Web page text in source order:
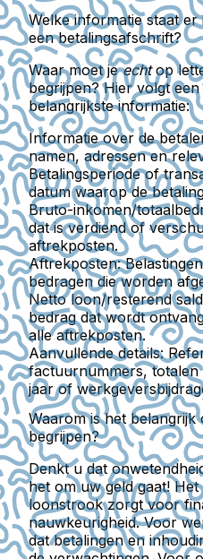
Welke informatie staat
een betalingsafschrift?
Waar moet jeechtop
begrijpen? Hier volgt
belangrijkste informatie:
Informatie over de
namen, adressen en
Betalingsperiode of
datum waarop de
Bruto-inkomen/
dat is verdiend of
aftrekposten.
Aftrekposten:
bedragen die worden
Netto loon/resterend
bedrag dat wordt
alle aftrekposten.
Aanvullende details:
factuurnummers, totalen
jaar of
Waarom is het
begrijpen?
Denkt u dat
het om uw geld gaat!
loonstrook zorgt voor
nauwkeurigheid. Voor
dat betalingen en